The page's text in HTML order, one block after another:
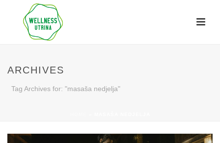
ARCHIVES
Tag Archives for: "masaša nedjelja"